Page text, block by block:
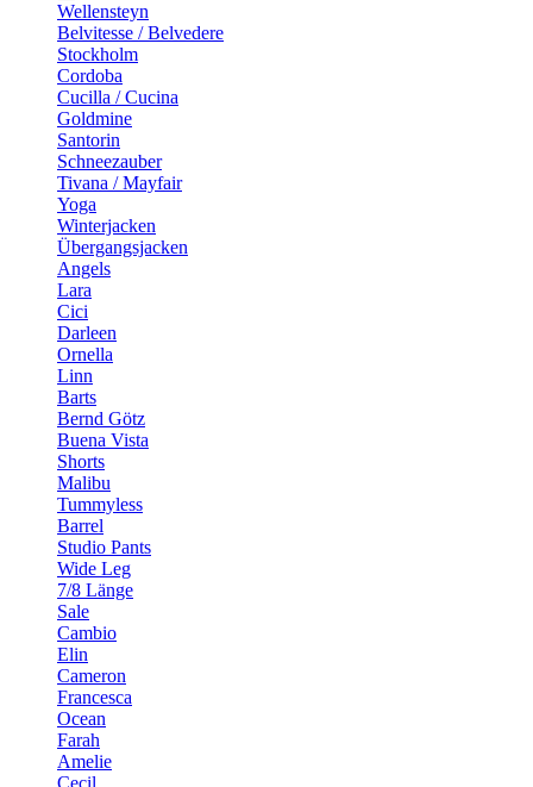
Wellensteyn
Belvitesse / Belvedere
Stockholm
Cordoba
Cucilla / Cucina
Goldmine
Santorin
Schneezauber
Tivana / Mayfair
Yoga
Winterjacken
Übergangsjacken
Angels
Lara
Cici
Darleen
Ornella
Linn
Barts
Bernd Götz
Buena Vista
Shorts
Malibu
Tummyless
Barrel
Studio Pants
Wide Leg
7/8 Länge
Sale
Cambio
Elin
Cameron
Francesca
Ocean
Farah
Amelie
Cecil